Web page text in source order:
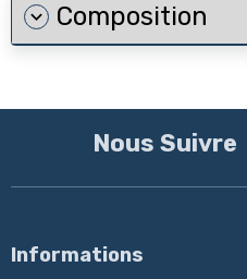
Composition
Nous Suivre
Informations